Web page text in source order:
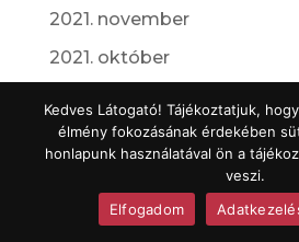
2021. november
2021. október
2021. július
2020. március
Kedves Látogató! Tájékoztatjuk,
élmény fokozásának érdekében
honlapunk használatával ön a
veszi.
Elfogadom